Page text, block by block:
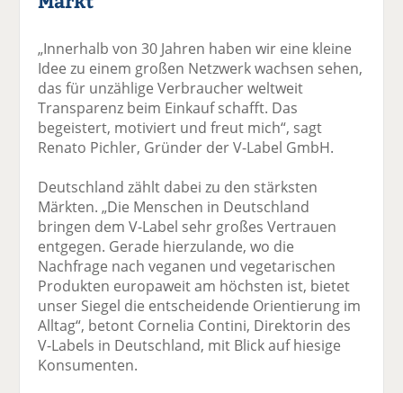
„Innerhalb von 30 Jahren haben wir eine kleine
Idee zu einem großen Netzwerk wachsen sehen,
das für unzählige Verbraucher weltweit
Transparenz beim Einkauf schafft. Das
begeistert, motiviert und freut mich“, sagt
Renato Pichler, Gründer der V-Label GmbH.
Deutschland zählt dabei zu den stärksten
Märkten. „Die Menschen in Deutschland
bringen dem V-Label sehr großes Vertrauen
entgegen. Gerade hierzulande, wo die
Nachfrage nach veganen und vegetarischen
Produkten europaweit am höchsten ist, bietet
unser Siegel die entscheidende Orientierung im
Alltag“, betont Cornelia Contini, Direktorin des
V-Labels in Deutschland, mit Blick auf hiesige
Konsumenten.